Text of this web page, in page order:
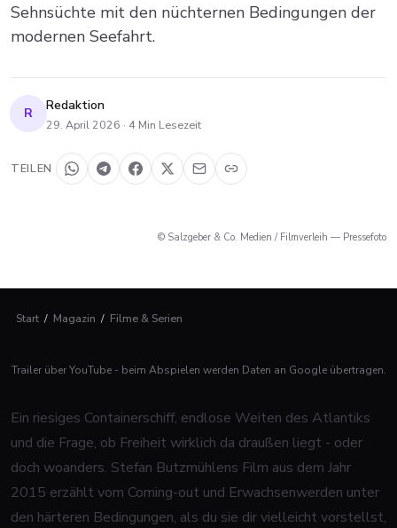
Sehnsüchte mit den nüchternen Bedingungen der
modernen Seefahrt.
R Redaktion
29. April 2026 · 4 Min Lesezeit
TEILEN
© Salzgeber & Co. Medien / Filmverleih — Pressefoto
Start / Magazin / Filme & Serien
Trailer über YouTube - beim Abspielen werden Daten an Google übertragen.
Ein riesiges Containerschiff, endlose Weiten des Atlantiks
und die Frage, ob Freiheit wirklich da draußen liegt - oder
doch woanders. Stefan Butzmühlens Film aus dem Jahr
2015 erzählt vom Coming-out und Erwachsenwerden unter
den härteren Bedingungen, als du sie dir vielleicht vorstellst,